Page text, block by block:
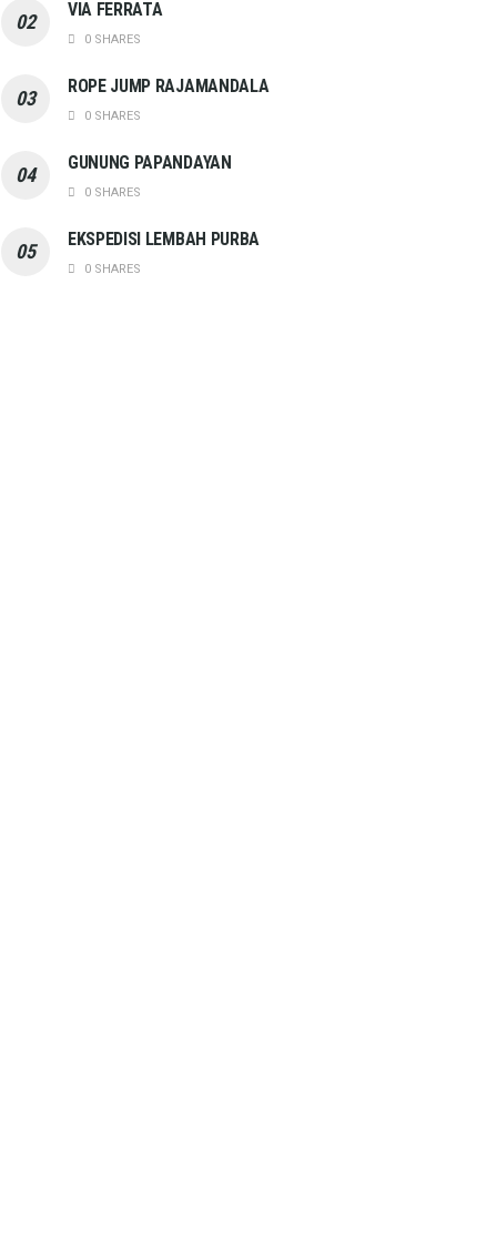
VIA FERRATA
0 SHARES
ROPE JUMP RAJAMANDALA
0 SHARES
GUNUNG PAPANDAYAN
0 SHARES
EKSPEDISI LEMBAH PURBA
0 SHARES